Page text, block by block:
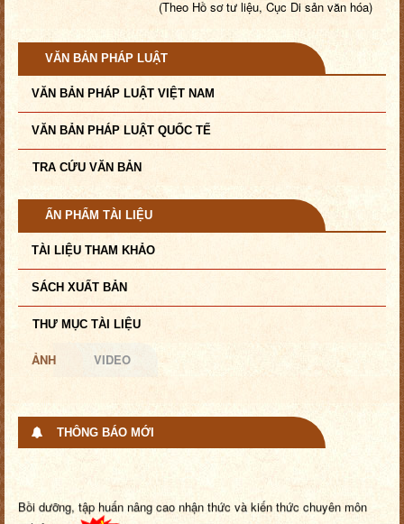
(Theo Hồ sơ tư liệu, Cục Di sản văn hóa)
VĂN BẢN PHÁP LUẬT
VĂN BẢN PHÁP LUẬT VIỆT NAM
VĂN BẢN PHÁP LUẬT QUỐC TẾ
TRA CỨU VĂN BẢN
ẤN PHẨM TÀI LIỆU
TÀI LIỆU THAM KHẢO
SÁCH XUẤT BẢN
THƯ MỤC TÀI LIỆU
ẢNH VIDEO
THÔNG BÁO MỚI
nghiệp ...